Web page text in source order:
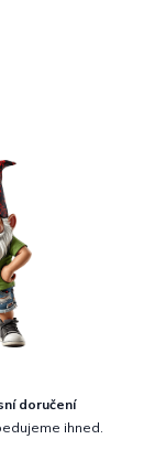
doručení
ihned.